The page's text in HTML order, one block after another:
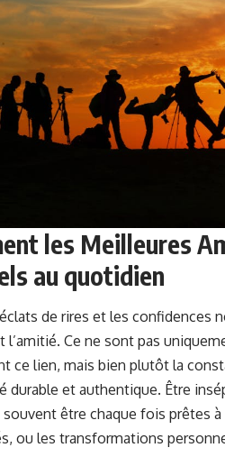
les Meilleures
au quotidien
de rires et les confidences
l’amitié. Ce ne sont pas
ce lien, mais bien plutôt la
durable et authentique. Être
souvent être chaque fois prêtes
ou les transformations